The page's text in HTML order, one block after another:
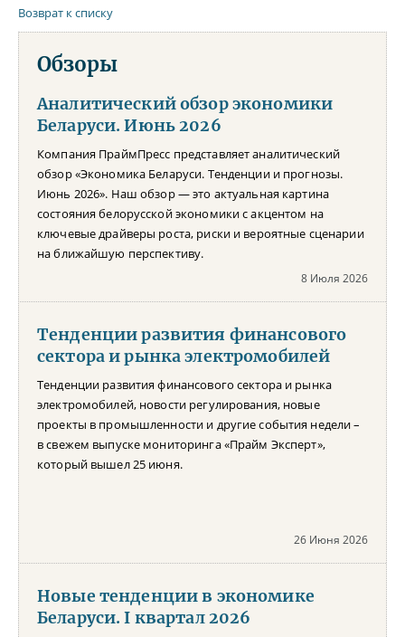
Возврат к списку
Обзоры
Аналитический обзор экономики
Беларуси. Июнь 2026
Компания ПраймПресс представляет аналитический
обзор «Экономика Беларуси. Тенденции и прогнозы.
Июнь 2026». Наш обзор — это актуальная картина
состояния белорусской экономики с акцентом на
ключевые драйверы роста, риски и вероятные сценарии
на ближайшую перспективу.
8 Июля 2026
Тенденции развития финансового
сектора и рынка электромобилей
Тенденции развития финансового сектора и рынка
электромобилей, новости регулирования, новые
проекты в промышленности и другие события недели –
в свежем выпуске мониторинга «Прайм Эксперт»,
который вышел 25 июня.
26 Июня 2026
Новые тенденции в экономике
Беларуси. I квартал 2026